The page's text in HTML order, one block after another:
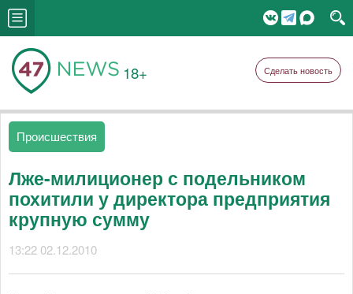
18+ Сделать новость
Происшествия
Лже-милиционер с подельником
похитили у директора предприятия
крупную сумму
13:22 02.12.2010